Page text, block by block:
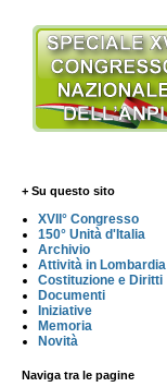
+ Su questo sito
XVII° Congresso
150° Unità d'Italia
Archivio
Attività in Lombardia
Costituzione e Diritti
Documenti
Iniziative
Memoria
Novità
Naviga tra le pagine